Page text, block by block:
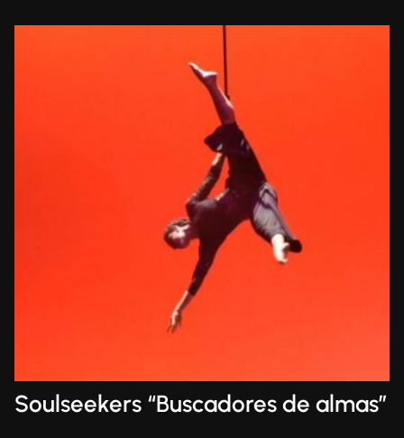
Soulseekers “Buscadores de almas”